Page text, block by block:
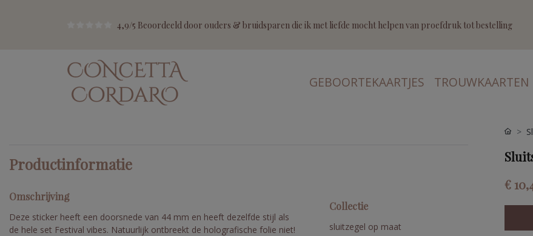
4,9/5 Beoordeeld door ouders & bruidsparen die ik met liefde mocht helpen van proefdruk tot bestelling
GEBOORTEKAARTJES TROUWKAARTEN
Productinformatie
Omschrijving
Deze sticker heeft een doorsnede van 44 mm en heeft dezelfde stijl als
de hele set Festival vibes. Natuurlijk ontbreekt de holografische folie niet!
Collectie
sluitzegel op maat
€